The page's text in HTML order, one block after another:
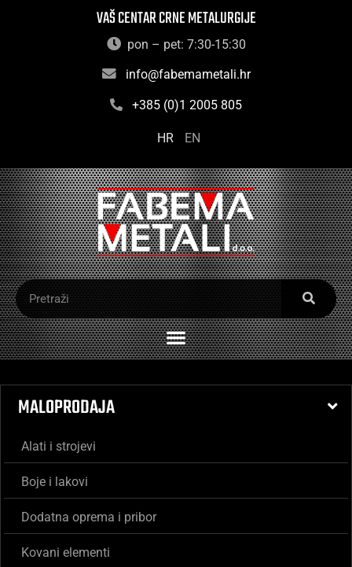
VAŠ CENTAR CRNE METALURGIJE
pon – pet: 7:30-15:30
info@fabemametali.hr
+385 (0)1 2005 805
HR EN
MALOPRODAJA
Alati i strojevi
Boje i lakovi
Dodatna oprema i pribor
Kovani elementi